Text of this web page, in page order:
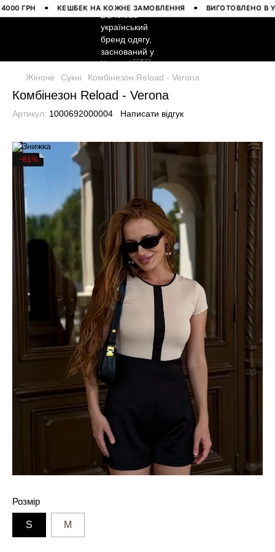
ГРН КЕШБЕК НА КОЖНЕ ЗАМОВЛЕННЯ ВИГОТОВЛЕНО В
Жіноче Сукні Комбінезон Reload - Verona
Комбінезон Reload - Verona
Артикул: 1000692000004 Написати відгук
−81%
Розмір
S M